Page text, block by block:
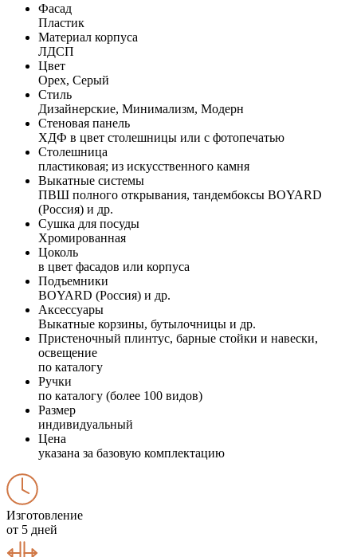
Фасад
Пластик
Материал корпуса
ЛДСП
Цвет
Орех, Серый
Стиль
Дизайнерские, Минимализм, Модерн
Стеновая панель
ХДФ в цвет столешницы или с фотопечатью
Столешница
пластиковая; из искусственного камня
Выкатные системы
ПВШ полного открывания, тандембоксы BOYARD
(Россия) и др.
Сушка для посуды
Хромированная
Цоколь
в цвет фасадов или корпуса
Подъемники
BOYARD (Россия) и др.
Аксессуары
Выкатные корзины, бутылочницы и др.
Пристеночный плинтус, барные стойки и навески,
освещение
по каталогу
Ручки
по каталогу (более 100 видов)
Размер
индивидуальный
Цена
указана за базовую комплектацию
Изготовление
от 5 дней